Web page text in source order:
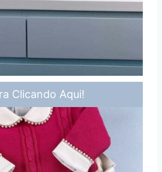
Clicando Aqui!
Rápidos